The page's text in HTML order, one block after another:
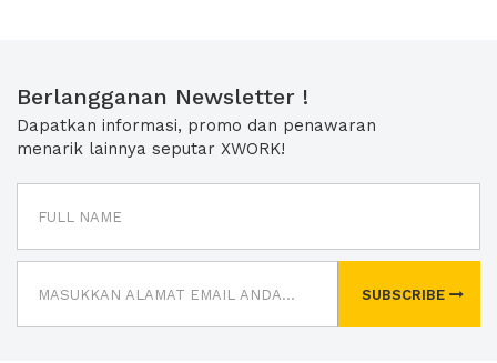
Berlangganan Newsletter !
Dapatkan informasi, promo dan penawaran
menarik lainnya seputar XWORK!
SUBSCRIBE